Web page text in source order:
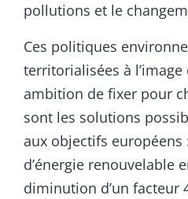
pollutions et le
Ces politiques
territorialisées à l’image
ambition de fixer pour
sont les solutions
aux objectifs européens
d’énergie renouvelable
diminution d’un facteur